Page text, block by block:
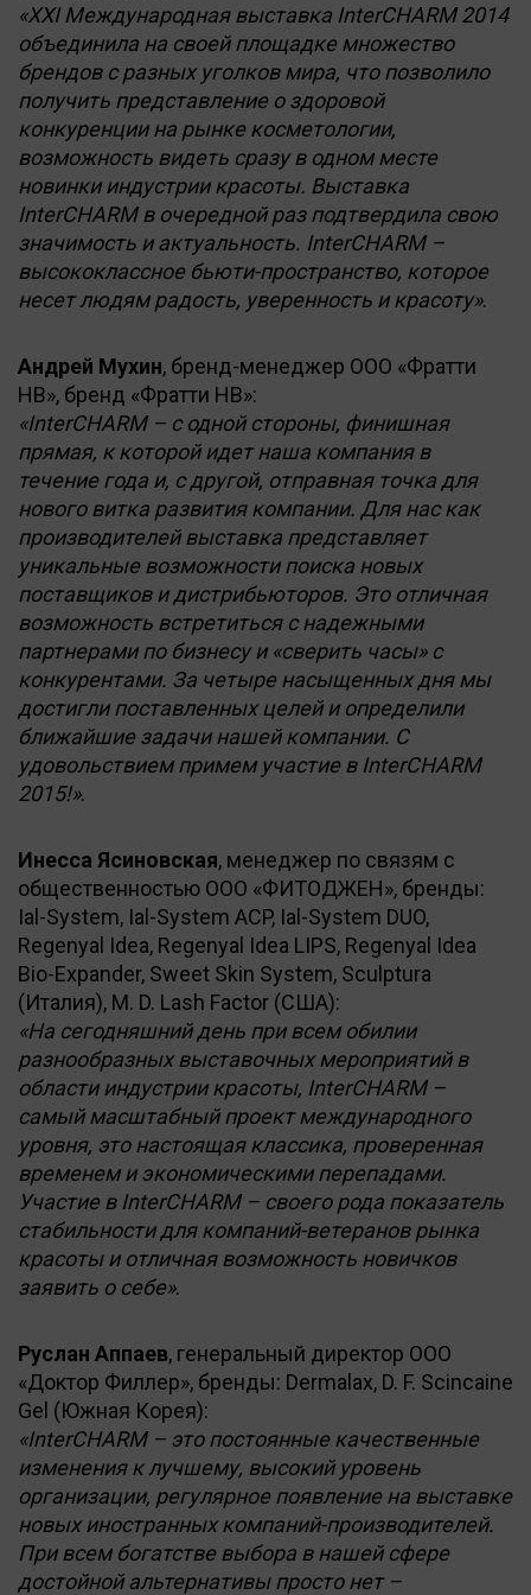
«XXI Международная выставка InterCHARM 2014
объединила на своей площадке множество
брендов с разных уголков мира, что позволило
получить представление о здоровой
конкуренции на рынке косметологии,
возможность видеть сразу в одном месте
новинки индустрии красоты. Выставка
InterCHARM в очередной раз подтвердила свою
значимость и актуальность. InterCHARM –
высококлассное бьюти-пространство, которое
несет людям радость, уверенность и красоту».
Андрей Мухин, бренд-менеджер ООО «Фратти
НВ», бренд «Фратти НВ»:
«InterCHARM – с одной стороны, финишная
прямая, к которой идет наша компания в
течение года и, с другой, отправная точка для
нового витка развития компании. Для нас как
производителей выставка представляет
уникальные возможности поиска новых
поставщиков и дистрибьюторов. Это отличная
возможность встретиться с надежными
партнерами по бизнесу и «сверить часы» с
конкурентами. За четыре насыщенных дня мы
достигли поставленных целей и определили
ближайшие задачи нашей компании. С
удовольствием примем участие в InterCHARM
2015!».
Инесса Ясиновская, менеджер по связям с
общественностью ООО «ФИТОДЖЕН», бренды:
Ial-System, Ial-System ACP, Ial-System DUO,
Regenyal Idea, Regenyal Idea LIPS, Regenyal Idea
Bio-Expander, Sweet Skin System, Sculptura
(Италия), M. D. Lash Factor (США):
«На сегодняшний день при всем обилии
разнообразных выставочных мероприятий в
области индустрии красоты, InterCHARM –
самый масштабный проект международного
уровня, это настоящая классика, проверенная
временем и экономическими перепадами.
Участие в InterCHARM – своего рода показатель
стабильности для компаний-ветеранов рынка
красоты и отличная возможность новичков
заявить о себе».
Руслан Аппаев, генеральный директор ООО
«Доктор Филлер», бренды: Dermalax, D. F. Scincaine
Gel (Южная Корея):
«InterCHARM – это постоянные качественные
изменения к лучшему, высокий уровень
организации, регулярное появление на выставке
новых иностранных компаний-производителей.
При всем богатстве выбора в нашей сфере
достойной альтернативы просто нет –